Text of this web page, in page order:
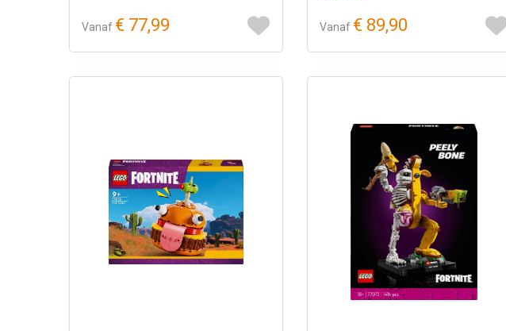
Vanaf € 77,99 Vanaf € 89,90